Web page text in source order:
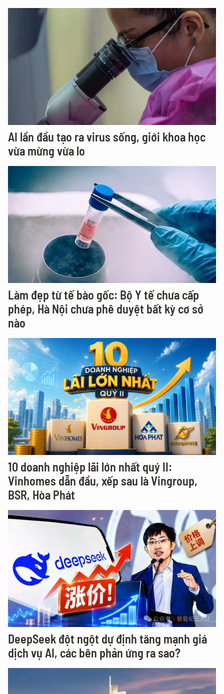
AI lần đầu tạo ra virus sống, giới khoa học
vừa mừng vừa lo
Làm đẹp từ tế bào gốc: Bộ Y tế chưa cấp
phép, Hà Nội chưa phê duyệt bất kỳ cơ sở
nào
10 doanh nghiệp lãi lớn nhất quý II:
Vinhomes dẫn đầu, xếp sau là Vingroup,
BSR, Hòa Phát
DeepSeek đột ngột dự định tăng mạnh giá
dịch vụ AI, các bên phản ứng ra sao?